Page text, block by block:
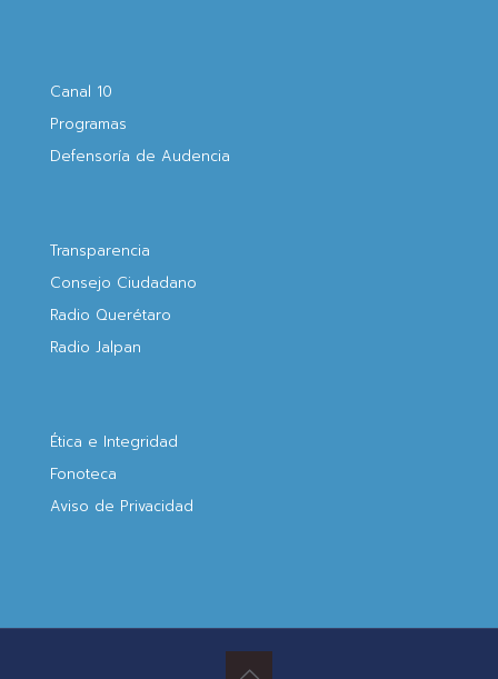
Canal 10
Programas
Defensoría de Audencia
Transparencia
Consejo Ciudadano
Radio Querétaro
Radio Jalpan
Ética e Integridad
Fonoteca
Aviso de Privacidad